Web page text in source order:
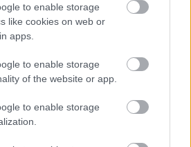
to enable storage
like cookies on web or
apps.
to enable storage
of the website or app.
to enable storage
informatikának egyszerre kell
a skálázhatóság és a kiemelt
miközben többszörös
garantálják a folyamatos
Ez az összetett elvárásrendszer
ugyanakkor nem ér véget az
közzétett adatok egész évben